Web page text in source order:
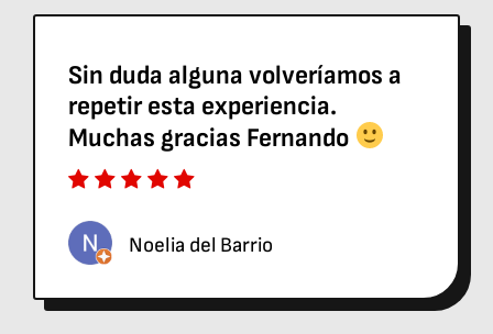
Sin duda alguna volveríamos a
repetir esta experiencia.
Muchas gracias Fernando
Noelia del Barrio